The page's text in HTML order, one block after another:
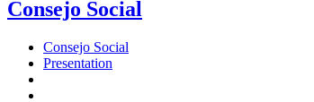
Consejo Social
Consejo Social
Presentation